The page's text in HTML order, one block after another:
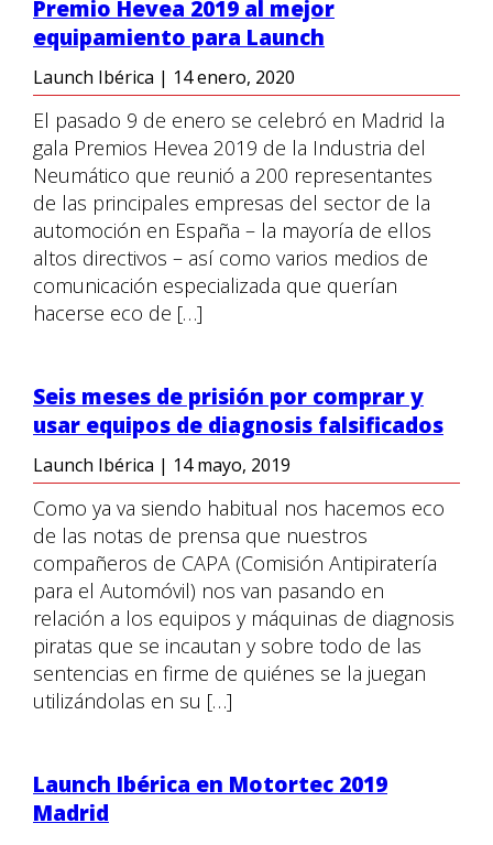
Premio Hevea 2019 al mejor
equipamiento para Launch
Launch Ibérica | 14 enero, 2020
El pasado 9 de enero se celebró en Madrid la
gala Premios Hevea 2019 de la Industria del
Neumático que reunió a 200 representantes
de las principales empresas del sector de la
automoción en España – la mayoría de ellos
altos directivos – así como varios medios de
comunicación especializada que querían
hacerse eco de […]
Seis meses de prisión por comprar y
usar equipos de diagnosis falsificados
Launch Ibérica | 14 mayo, 2019
Como ya va siendo habitual nos hacemos eco
de las notas de prensa que nuestros
compañeros de CAPA (Comisión Antipiratería
para el Automóvil) nos van pasando en
relación a los equipos y máquinas de diagnosis
piratas que se incautan y sobre todo de las
sentencias en firme de quiénes se la juegan
utilizándolas en su […]
Launch Ibérica en Motortec 2019
Madrid